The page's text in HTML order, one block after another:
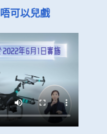
可以兒戲